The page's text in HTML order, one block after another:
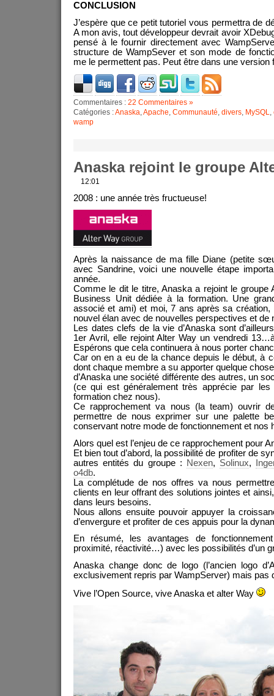
CONCLUSION
J’espère que ce petit tutoriel vous permettra de
A mon avis, tout développeur devrait avoir
pensé à le fournir directement avec
structure de WampSever et son mode de
me le permettent pas. Peut être dans une
Commentaires : 22 Commentaires »
Catégories :Anaska Apache Communauté divers MySQL
wamp
Anaska rejoint le groupe
12:01
2008 : une année très fructueuse!
Après la naissance de ma fille Diane (petite
avec Sandrine, voici une nouvelle étape
année.
Comme le dit le titre, Anaska a rejoint le groupe
Business Unit dédiée à la formation. Une
associé et ami) et moi, 7 ans après sa création,
nouvel élan avec de nouvelles perspectives et de
Les dates clefs de la vie d’Anaska sont
1er Avril, elle rejoint Alter Way un vendredi
Espérons que cela continuera à nous porter
Car on en a eu de la chance depuis le début, à
dont chaque membre a su apporter quelque
d’Anaska une société différente des autres, un
(ce qui est généralement très apprécie par les
formation chez nous).
Ce rapprochement va nous (la team) ouvrir
permettre de nous exprimer sur une palette
conservant notre mode de fonctionnement et nos
Alors quel est l’enjeu de ce rapprochement pour
Et bien tout d’abord, la possibilité de profiter de
autres entités du groupe : Nexen, Solinux,
o4db.
La complétude de nos offres va nous
clients en leur offrant des solutions jointes et
dans leurs besoins.
Nous allons ensuite pouvoir appuyer la
d’envergure et profiter de ces appuis pour la
En résumé, les avantages de
proximité, réactivité…) avec les possibilités d’un
Anaska change donc de logo (l’ancien logo
exclusivement repris par WampServer) mais pas
Vive l’Open Source, vive Anaska et alter Way